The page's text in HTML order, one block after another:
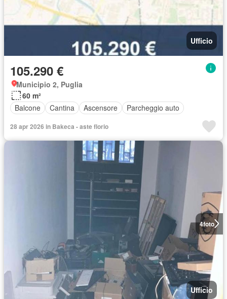
Ufficio
105.290 €
Municipio 2, Puglia
60 m²
Balcone
Cantina Ascensore Parcheggio auto
28 apr 2026 in Bakeca - aste florio
4foto
Ufficio